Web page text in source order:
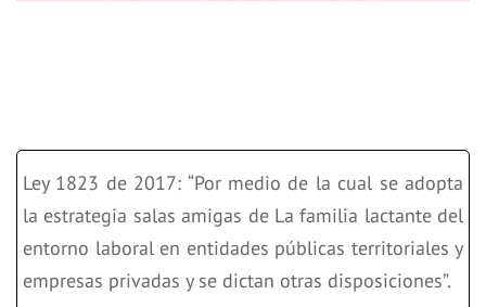
Ley 1823 de 2017: “Por medio de la cual se adopta
la estrategia salas amigas de La familia lactante del
entorno laboral en entidades públicas territoriales y
empresas privadas y se dictan otras disposiciones”.